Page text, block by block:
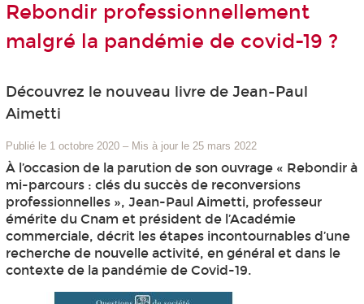
Rebondir professionnellement
malgré la pandémie de covid-19 ?
Découvrez le nouveau livre de Jean-Paul
Aimetti
Publié le 1 octobre 2020 – Mis à jour le 25 mars 2022
À l’occasion de la parution de son ouvrage « Rebondir à
mi-parcours : clés du succès de reconversions
professionnelles », Jean-Paul Aimetti, professeur
émérite du Cnam et président de l’Académie
commerciale, décrit les étapes incontournables d’une
recherche de nouvelle activité, en général et dans le
contexte de la pandémie de Covid-19.